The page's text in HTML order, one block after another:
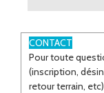
CONTACT
Pour toute
(inscription,
retour terrain,